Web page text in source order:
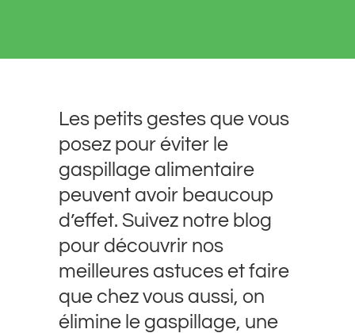
Les petits gestes que vous
posez pour éviter le
gaspillage alimentaire
peuvent avoir beaucoup
d’effet. Suivez notre blog
pour découvrir nos
meilleures astuces et faire
que chez vous aussi, on
élimine le gaspillage, une